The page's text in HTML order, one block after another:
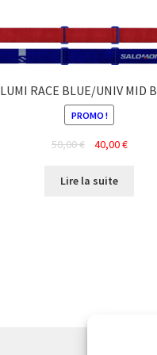
LUMI RACE BLUE/UNIV MID
PROMO !
50,00€
Le
initial
40,00€Le
Lire la suite